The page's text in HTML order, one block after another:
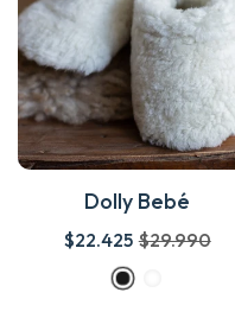
Dolly Bebé
$22.425 $29.990